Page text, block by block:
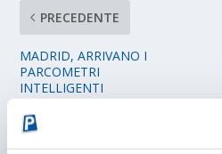
PRECEDENTE
MADRID, ARRIVANO I
PARCOMETRI
INTELLIGENTI